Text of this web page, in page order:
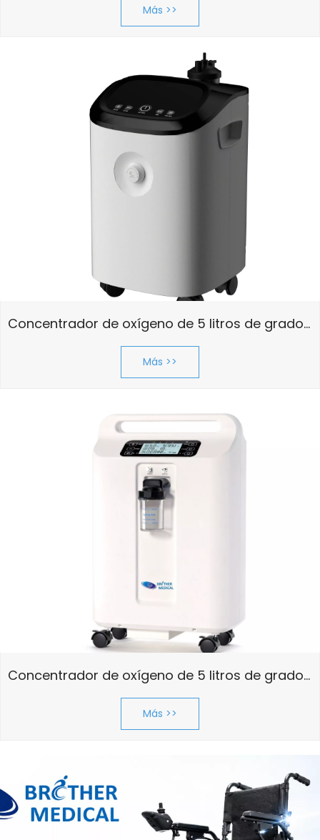
Más >>
Concentrador de oxígeno de 5 litros de grado médico BME P5W
Más >>
Concentrador de oxígeno de 5 litros de grado médico BME F5SW
Más >>